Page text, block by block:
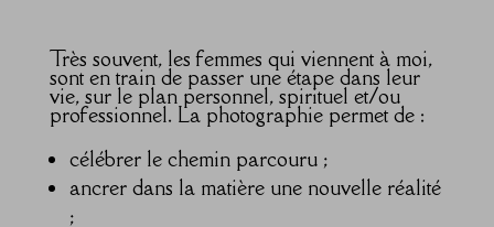
Très souvent, les femmes qui viennent à moi,
sont en train de passer une étape dans leur
vie, sur le plan personnel, spirituel et/ou
professionnel. La photographie permet de :
célébrer le chemin parcouru ;
ancrer dans la matière une nouvelle réalité
;